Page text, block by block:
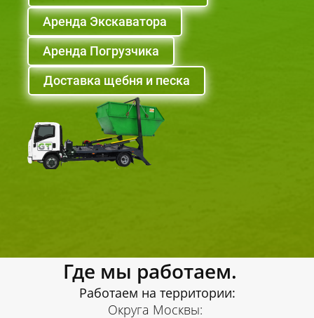
Аренда Экскаватора
Аренда Погрузчика
Доставка щебня и песка
Где мы работаем.
Работаем на территории:
Округа Москвы: